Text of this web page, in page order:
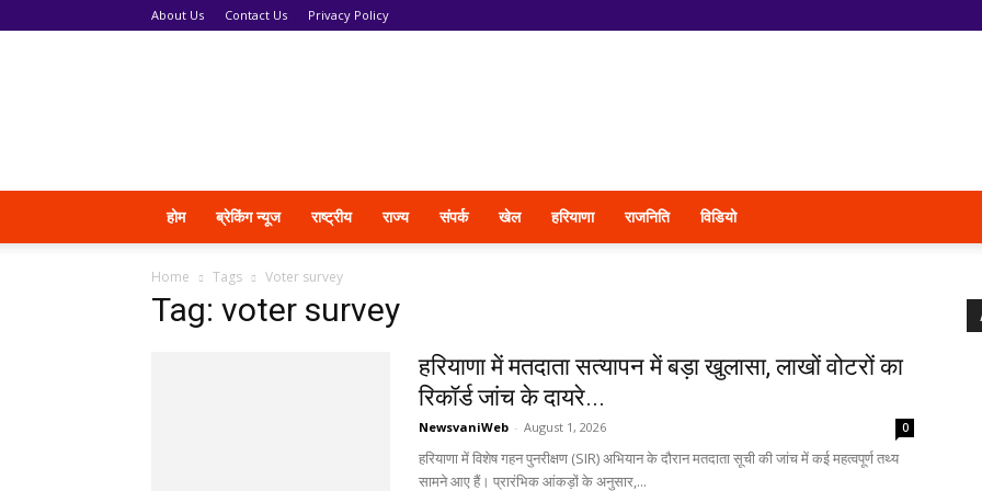
About Us Contact Us Privacy Policy
होम ब्रेकिंग न्यूज राष्ट्रीय राज्य संपर्क खेल हरियाणा राजनिति विडियो
Home Tags Voter survey
Tag: voter survey
हरियाणा में मतदाता सत्यापन में बड़ा खुलासा, लाखों वोटरों का
रिकॉर्ड जांच के दायरे...
NewsvaniWeb - August 1, 2026 0
हरियाणा में विशेष गहन पुनरीक्षण (SIR) अभियान के दौरान मतदाता सूची की जांच में कई महत्वपूर्ण तथ्य
सामने आए हैं। प्रारंभिक आंकड़ों के अनुसार,...